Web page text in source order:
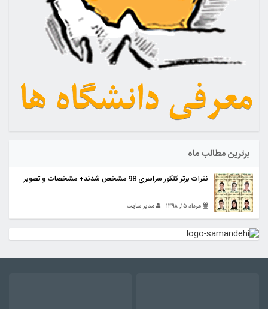
برترین مطالب ماه
نفرات برتر کنکور سراسری 98 مشخص شدند+ مشخصات و تصویر
مرداد ۱۵, ۱۳۹۸ مدیر سایت